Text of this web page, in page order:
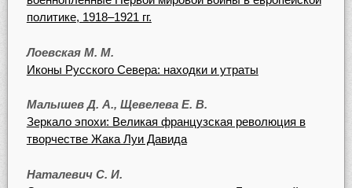
политике, 1918–1921 гг.
Лоевская М. М.
Иконы Русского Севера: находки и утраты
Малышев Д. А., Щевелева Е. В.
Зеркало эпохи: Великая французская революция в
творчестве Жака Луи Давида
Наталевич С. И.